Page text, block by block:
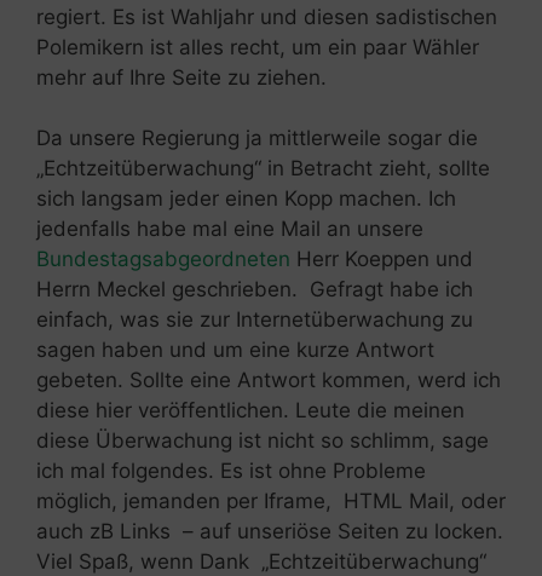
regiert. Es ist Wahljahr und diesen sadistischen
Polemikern ist alles recht, um ein paar Wähler
mehr auf Ihre Seite zu ziehen.
Da unsere Regierung ja mittlerweile sogar die
„Echtzeitüberwachung“ in Betracht zieht, sollte
sich langsam jeder einen Kopp machen. Ich
jedenfalls habe mal eine Mail an unsere
Bundestagsabgeordneten Herr Koeppen und
Herrn Meckel geschrieben. Gefragt habe ich
einfach, was sie zur Internetüberwachung zu
sagen haben und um eine kurze Antwort
gebeten. Sollte eine Antwort kommen, werd ich
diese hier veröffentlichen. Leute die meinen
diese Überwachung ist nicht so schlimm, sage
ich mal folgendes. Es ist ohne Probleme
möglich, jemanden per Iframe, HTML Mail, oder
auch zB Links – auf unseriöse Seiten zu locken.
Viel Spaß, wenn Dank „Echtzeitüberwachung“